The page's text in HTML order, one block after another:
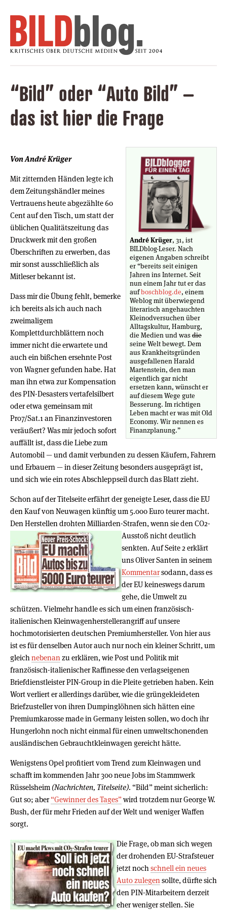
“Bild” oder “Auto Bild” –
das ist hier die Frage
André Krüger, 31, ist
BILDblog-Leser. Nach
eigenen Angaben schreibt
er “bereits seit einigen
Jahren ins Internet. Seit
nun einem Jahr tut er das
aufboschblog.de, einem
Weblog mit überwiegend
literarisch angehauchten
Kleinodversuchen über
Alltagskultur, Hamburg,
die Medien und wasdie
seine Welt bewegt. Dem
aus Krankheitsgründen
ausgefallenen Harald
Martenstein, den man
eigentlich gar nicht
ersetzen kann, wünscht er
auf diesem Wege gute
Besserung. Im richtigen
Leben macht er was mit Old
Economy. Wir nennen es
Finanzplanung.”
Von André Krüger
Mit zitternden Händen legte ich
dem Zeitungshändler meines
Vertrauens heute abgezählte 60
Cent auf den Tisch, um statt der
üblichen Qualitätszeitung das
Druckwerk mit den großen
Überschriften zu erwerben, das
mir sonst ausschließlich als
Mitleser bekannt ist.
Dass mir die Übung fehlt, bemerke
ich bereits als ich auch nach
zweimaligem
Komplettdurchblättern noch
immer nicht die erwartete und
auch ein bißchen ersehnte Post
von Wagner gefunden habe. Hat
man ihn etwa zur Kompensation
des PIN-Desasters vertafelsilbert
oder etwa gemeinsam mit
Pro7/Sat.1 an Finanzinvestoren
veräußert? Was mir jedoch sofort
auffällt ist, dass die Liebe zum
Automobil — und damit verbunden zu dessen Käufern, Fahrern
und Erbauern — in dieser Zeitung besonders ausgeprägt ist,
und sich wie ein rotes Abschleppseil durch das Blatt zieht.
Schon auf der Titelseite erfährt der geneigte Leser, dass die EU
den Kauf von Neuwagen künftig um 5.000 Euro teurer macht.
Den Herstellen drohten Milliarden-Strafen, wenn sie den CO2-
Ausstoßnicht deutlich
senkten. Auf Seite 2 erklärt
uns Oliver Santen in seinem
Kommentarsodann, dass es
der EU keineswegs darum
gehe, die Umwelt zu
schützen. Vielmehr handle es sich um einen französisch-
italienischen Kleinwagenherstellerangriff auf unsere
hochmotorisierten deutschen Premiumhersteller. Von hier aus
ist es für denselben Autor auch nur noch ein kleiner Schritt, um
gleich nebenan zu erklären, wie Post und Politik mit
französisch-italienischer Raffinesse den verlagseigenen
Briefdienstleister PIN-Group in die Pleite getrieben haben. Kein
Wort verliert er allerdings darüber, wie die grüngekleideten
Briefzusteller von ihren Dumpinglöhnen sich hätten eine
Premiumkarosse made in Germany leisten sollen, wo doch ihr
Hungerlohn noch nicht einmal für einen umweltschonenden
ausländischen Gebrauchtkleinwagen gereicht hätte.
Wenigstens Opel profitiert vom Trend zum Kleinwagen und
schafft im kommenden Jahr 300 neue Jobs im Stammwerk
Rüsselsheim (Nachrichten, Titelseite). “Bild” meint sicherlich:
Gut so; aber“Gewinner des Tages”wird trotzdem nur George W.
Bush, der für mehr Frieden auf der Welt und weniger Waffen
sorgt.
Die Frage, ob man sich wegen
der drohenden EU-Strafsteuer
jetzt noch schnell ein neues
Auto zulegen sollte, dürfte sich
den PIN-Mitarbeitern derzeit
eher weniger stellen. Sie